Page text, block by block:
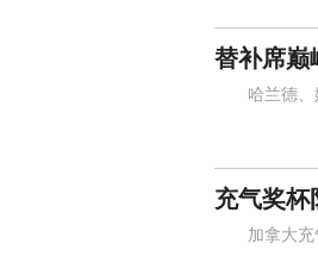
替补席巅
哈兰德、姆
充气奖杯
加拿大充气